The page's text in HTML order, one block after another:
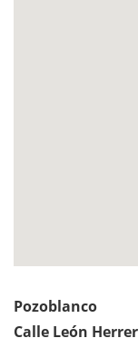
Pozoblanco
Calle León